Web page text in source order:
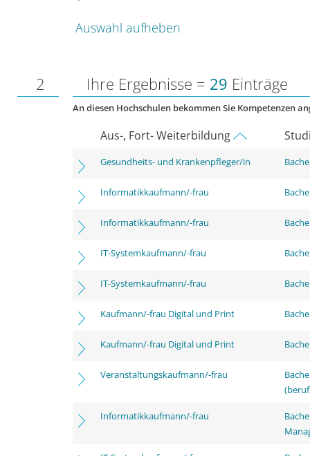
Auswahl aufheben
2 Ihre Ergebnisse = 29 Einträge
An diesen Hochschulen bekommen Sie Kompetenzen
Aus-, Fort- Weiterbildung
Gesundheits- und Krankenpfleger/in
Informatikkaufmann/-frau
Informatikkaufmann/-frau
IT-Systemkaufmann/-frau
IT-Systemkaufmann/-frau
Kaufmann/-frau Digital und Print
Kaufmann/-frau Digital und Print
Veranstaltungskaufmann/-frau
Informatikkaufmann/-frau